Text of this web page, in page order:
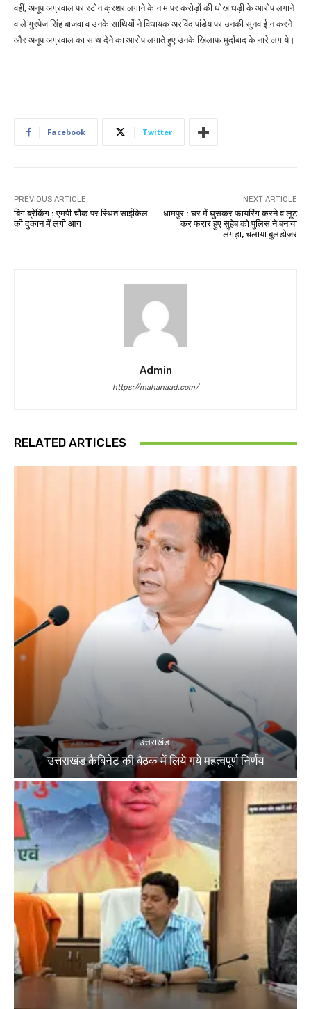
वहीं, अनूप अग्रवाल पर स्टोन क्रशर लगाने के नाम पर करोड़ों की धोखाधड़ी के आरोप लगाने
वाले गुरपेज सिंह बाजवा व उनके साथियों ने विधायक अरविंद पांडेय पर उनकी सुनवाई न करने
और अनूप अग्रवाल का साथ देने का आरोप लगाते हुए उनके खिलाफ मुर्दाबाद के नारे लगाये।
Facebook Twitter
PREVIOUS ARTICLE
बिग ब्रेकिंग : एमपी चौक पर स्थित साईकिल
की दुकान में लगी आग
NEXT ARTICLE
धामपुर : घर में घुसकर फायरिंग करने व लूट
कर फरार हुए सुहेब को पुलिस ने बनाया
लंगड़ा, चलाया बुलडोजर
Admin
https://mahanaad.com/
RELATED ARTICLES
उत्तराखंड
उत्तराखंड कैबिनेट की बैठक में लिये गये महत्वपूर्ण निर्णय